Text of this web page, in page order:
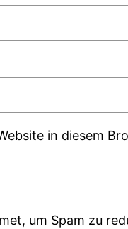
in diesem
um Spam zu